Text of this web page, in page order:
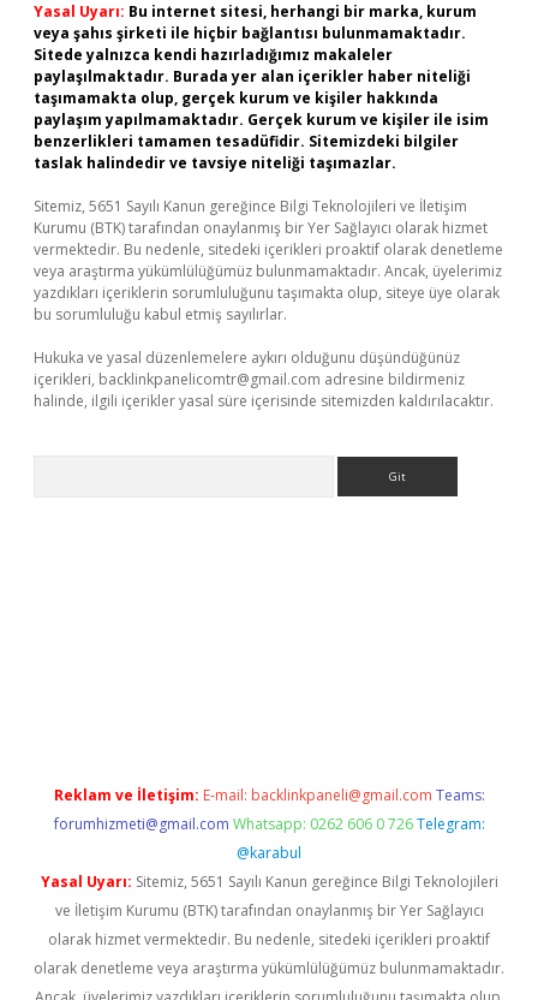
Yasal Uyarı: Bu internet sitesi, herhangi bir marka, kurum
veya şahıs şirketi ile hiçbir bağlantısı bulunmamaktadır.
Sitede yalnızca kendi hazırladığımız makaleler
paylaşılmaktadır. Burada yer alan içerikler haber niteliği
taşımamakta olup, gerçek kurum ve kişiler hakkında
paylaşım yapılmamaktadır. Gerçek kurum ve kişiler ile isim
benzerlikleri tamamen tesadüfidir. Sitemizdeki bilgiler
taslak halindedir ve tavsiye niteliği taşımazlar.
Sitemiz, 5651 Sayılı Kanun gereğince Bilgi Teknolojileri ve İletişim
Kurumu (BTK) tarafından onaylanmış bir Yer Sağlayıcı olarak hizmet
vermektedir. Bu nedenle, sitedeki içerikleri proaktif olarak denetleme
veya araştırma yükümlülüğümüz bulunmamaktadır. Ancak, üyelerimiz
yazdıkları içeriklerin sorumluluğunu taşımakta olup, siteye üye olarak
bu sorumluluğu kabul etmiş sayılırlar.
Hukuka ve yasal düzenlemelere aykırı olduğunu düşündüğünüz
içerikleri, backlinkpanelicomtr@gmail.com adresine bildirmeniz
halinde, ilgili içerikler yasal süre içerisinde sitemizden kaldırılacaktır.
Reklam ve İletişim: E-mail: backlinkpaneli@gmail.com Teams:
forumhizmeti@gmail.com Whatsapp: 0262 606 0 726 Telegram:
@karabul
Yasal Uyarı: Sitemiz, 5651 Sayılı Kanun gereğince Bilgi Teknolojileri
ve İletişim Kurumu (BTK) tarafından onaylanmış bir Yer Sağlayıcı
olarak hizmet vermektedir. Bu nedenle, sitedeki içerikleri proaktif
olarak denetleme veya araştırma yükümlülüğümüz bulunmamaktadır.